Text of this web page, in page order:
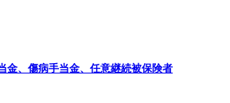
金、傷病手当金、任意継続被保険者